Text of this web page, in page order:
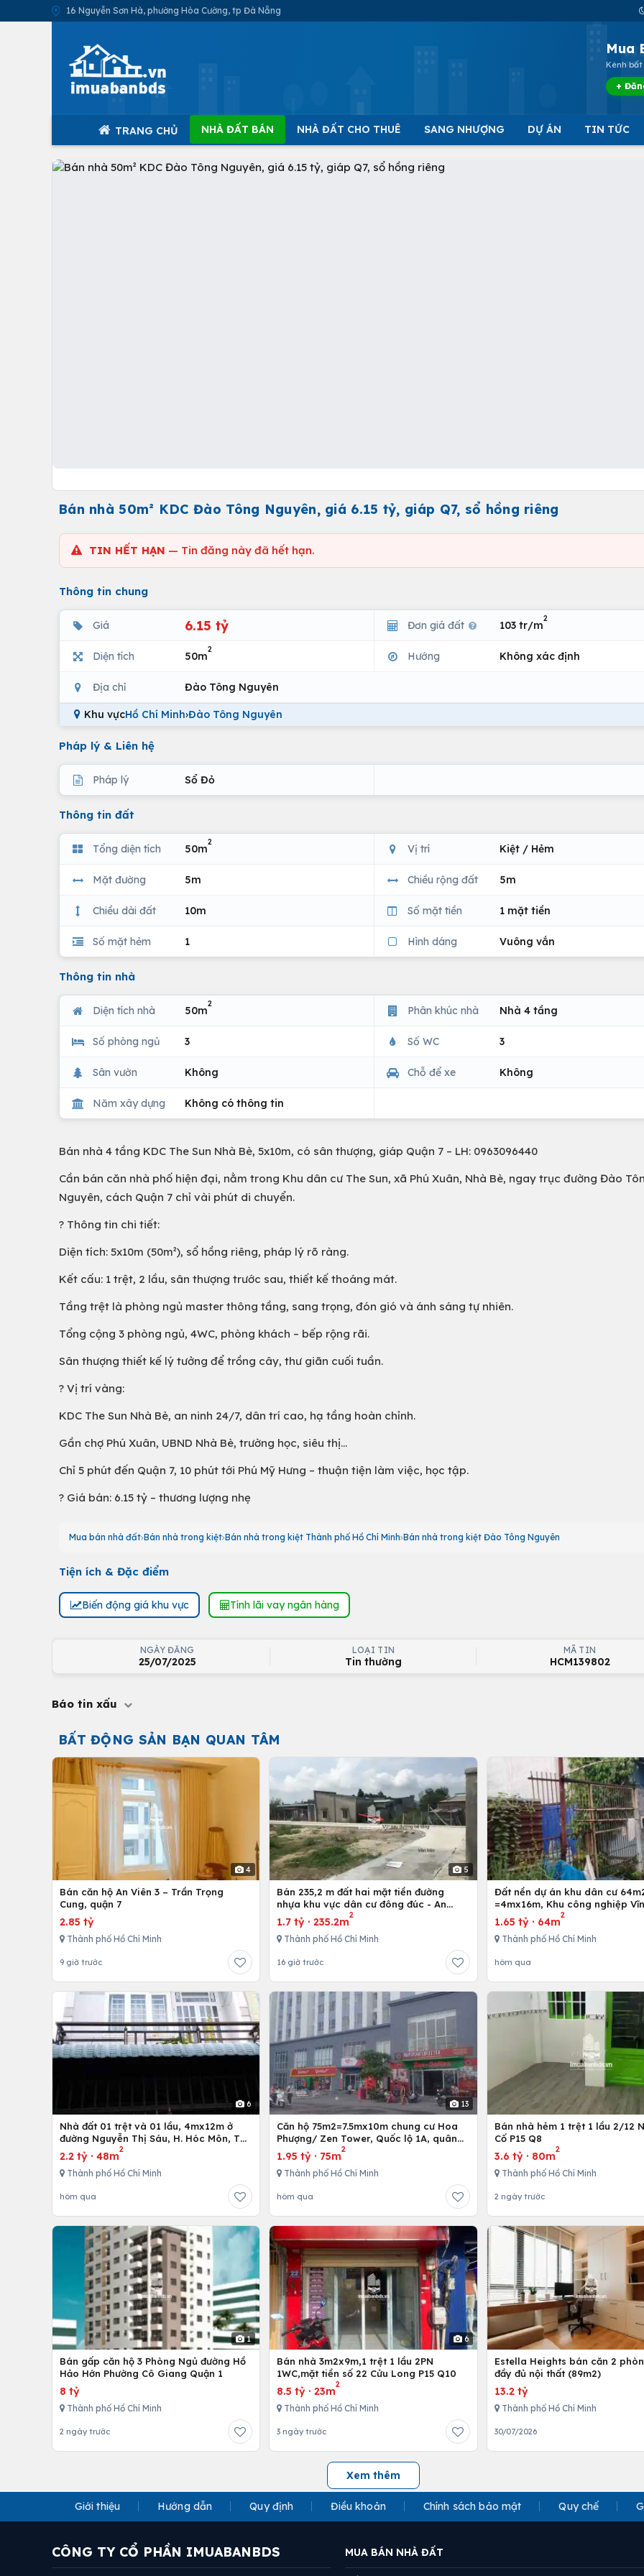
16 Nguyễn Sơn Hà, phường Hòa Cường, tp Đà Nẵng
Mua
Kênh
+
TRANG CHỦ NHÀ ĐẤT BÁN NHÀ ĐẤT CHO THUÊ SANG NHƯỢNG DỰ ÁN TIN TỨC
Bán nhà 50m² KDC Đào Tông Nguyên, giá 6.15 tỷ, giáp Q7, sổ hồng riêng
TIN HẾT HẠN — Tin đăng này đã hết hạn.
Thông tin chung
Giá 6.15 tỷ Đơn giá đất 103 tr/m
2
Diện tích 50m
2
Hướng Không xác định
Địa chỉ Đào Tông Nguyên
Khu vựcHồ Chí Minh›Đào Tông Nguyên
Pháp lý & Liên hệ
Pháp lý Sổ Đỏ
Thông tin đất
Tổng diện tích 50m
2
Vị trí Kiệt / Hẻm
Mặt đường 5m Chiều rộng đất 5m
Chiều dài đất 10m Số mặt tiền 1 mặt tiền
Số mặt hẻm 1 Hình dáng Vuông vắn
Thông tin nhà
Diện tích nhà 50m
2
Phân khúc nhà Nhà 4 tầng
Số phòng ngủ 3 Số WC 3
Sân vườn Không Chỗ để xe Không
Năm xây dựng Không có thông tin
Bán nhà 4 tầng KDC The Sun Nhà Bè, 5x10m, có sân thượng, giáp Quận 7 – LH: 0963096440
Cần bán căn nhà phố hiện đại, nằm trong Khu dân cư The Sun, xã Phú Xuân, Nhà Bè, ngay trục đường Đào
Nguyên, cách Quận 7 chỉ vài phút di chuyển.
? Thông tin chi tiết:
Diện tích: 5x10m (50m²), sổ hồng riêng, pháp lý rõ ràng.
Kết cấu: 1 trệt, 2 lầu, sân thượng trước sau, thiết kế thoáng mát.
Tầng trệt là phòng ngủ master thông tầng, sang trọng, đón gió và ánh sáng tự nhiên.
Tổng cộng 3 phòng ngủ, 4WC, phòng khách – bếp rộng rãi.
Sân thượng thiết kế lý tưởng để trồng cây, thư giãn cuối tuần.
? Vị trí vàng:
KDC The Sun Nhà Bè, an ninh 24/7, dân trí cao, hạ tầng hoàn chỉnh.
Gần chợ Phú Xuân, UBND Nhà Bè, trường học, siêu thị...
Chỉ 5 phút đến Quận 7, 10 phút tới Phú Mỹ Hưng – thuận tiện làm việc, học tập.
? Giá bán: 6.15 tỷ – thương lượng nhẹ
Mua bán nhà đất Bán nhà trong kiệt Bán nhà trong kiệt Thành phố Hồ Chí Minh Bán nhà trong kiệt Đào Tông Nguyên
Tiện ích & Đặc điểm
Biến động giá khu vực Tính lãi vay ngân hàng
NGÀY ĐĂNG
25/07/2025
LOẠI TIN
Tin thường
MÃ TIN
HCM139802
Báo tin xấu
BẤT ĐỘNG SẢN BẠN QUAN TÂM
4
Bán căn hộ An Viên 3 – Trần Trọng
Cung, quận 7
2.85 tỷ
Thành phố Hồ Chí Minh
9 giờ trước
5
Bán 235,2 m đất hai mặt tiền đường
nhựa khu vực dân cư đông đúc - An
nhứt-Long Điền - Bà Rịa
1.7 tỷ ·235.2m
2
Thành phố Hồ Chí Minh
16 giờ trước
Đất nền dự án khu dân cư
=4mx16m, Khu công nghiệp
Bình Chánh, Tp. Hồ Chí Minh
1.65 tỷ· 64m
2
Thành phố Hồ Chí Minh
hôm qua
6
Nhà đất 01 trệt và 01 lầu, 4mx12m ở
đường Nguyễn Thị Sáu, H. Hóc Môn, Tp.
Hồ Chí Minh
2.2 tỷ · 48m
2
Thành phố Hồ Chí Minh
hôm qua
13
Căn hộ 75m2=7.5mx10m chung cư Hoa
Phượng/ Zen Tower, Quốc lộ 1A, quân
12,Tp. Hồ Chí Minh, Việt Nam
1.95 tỷ · 75m
2
Thành phố Hồ Chí Minh
hôm qua
Bán nhà hẻm 1 trệt 1 lầu 2/12
Cố P15 Q8
3.6 tỷ· 80m
2
Thành phố Hồ Chí Minh
2 ngày trước
1
Bán gấp căn hộ 3 Phòng Ngủ đường Hồ
Hảo Hớn Phường Cô Giang Quận 1
8 tỷ
Thành phố Hồ Chí Minh
2 ngày trước
6
Bán nhà 3m2x9m,1 trệt 1 lầu 2PN
1WC,mặt tiền số 22 Cửu Long P15 Q10
8.5 tỷ ·23m
2
Thành phố Hồ Chí Minh
3 ngày trước
Estella Heights bán căn 2
đầy đủ nội thất (89m2)
13.2 tỷ
Thành phố Hồ Chí Minh
30/07/2026
Xem thêm
Giới thiệu Hướng dẫn Quy định Điều khoản Chính sách bảo mật Quy chế
CÔNG TY CỔ PHẦN IMUABANBDS MUA BÁN NHÀ ĐẤT